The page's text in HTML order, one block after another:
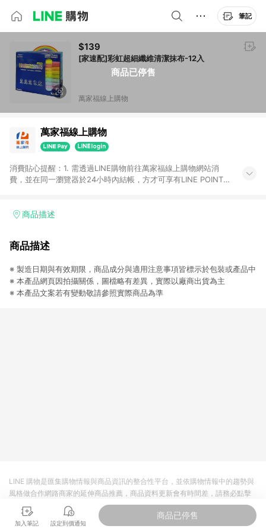
筆記
商品已停售
$139
[家速配]彩虹超細纖維清潔抹布-12入
萬家福線上購物
萬家福線上購物
消費貼心提醒：1. 需透過LINE購物前往萬家福線上購物網站消
費，並在同一瀏覽器於24小時內結帳，方才可享有LINE POINTS
4. 不具回饋資格種類商品：電子禮券。 5. 回饋點數計算將排除訂
錄，相關問題請於保留時間內聯絡客服中心，並由康達盛通生活
提供簡單、快速、輕鬆的購物流程及體驗，將不定期推出精選、
話題性或期間限定商品來滿足您的喜好。
商品描述
商品描述
※ 製造日期與有效期限，商品成分與適用注意事項皆標示於包裝或產品中
※ 本產品網頁因拍攝關係，圖檔略有差異，實際以廠商出貨為主
※ 本產品文案若有變動敬請參照實際商品為準
加入筆記 設定到價通知
商品已停售
LINE 購物是匯集購物情報與商品資訊的整合性平台，並依購物情報中的趨勢與
風格做合作網路商家的延伸商品推薦，商品資料更新會有時間差，請務必點擊
商品至各合作網路商家，確認現售價與購物條件，一切資訊以合作廠商網頁為
準。